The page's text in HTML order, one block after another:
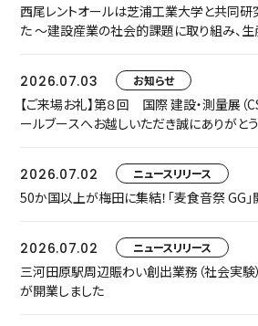
西尾レントオールは芝浦工業大学と共同研
た ～建設産業の社会的課題に取り組み、
2026.07.03 お知らせ
【ご来場お礼】第８回 国際 建設・測量展（
ールブースへお越しいただき誠にありがとう
2026.07.02 ニュースリリース
50か国以上が梅田に集結！「麦食音祭 GG」
2026.07.02 ニュースリリース
三河田原駅周辺賑わい創出業務（社会実験）
が開業しました